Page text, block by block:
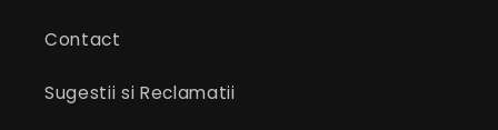
Contact
Sugestii si Reclamatii